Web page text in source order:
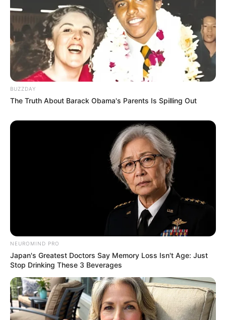
Psicólogo e Psicanalista de criança, adolescente adulto
Membro Filiado do Instituto Durval Marcondes da
Sociedade Brasileira de Psicanálise de São Paulo e do
especialista em Psicoterapias de Orientação Psicanalítica
pela Famema; psicólogo pela Unimar.
Instagram: marcio_oldack_psi
BUZZDAY
The Truth About Barack Obama's Parents Is Spilling Out
NEUROMIND PRO
Japan's Greatest Doctors Say Memory Loss Isn't Age: Just
Stop Drinking These 3 Beverages